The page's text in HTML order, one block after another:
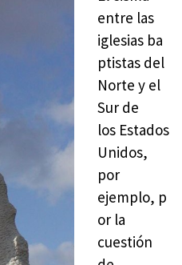
entre las
iglesias ba
ptistas del
Norte y el
Sur de
los Estados
Unidos,
por
ejemplo, p
or la
cuestión